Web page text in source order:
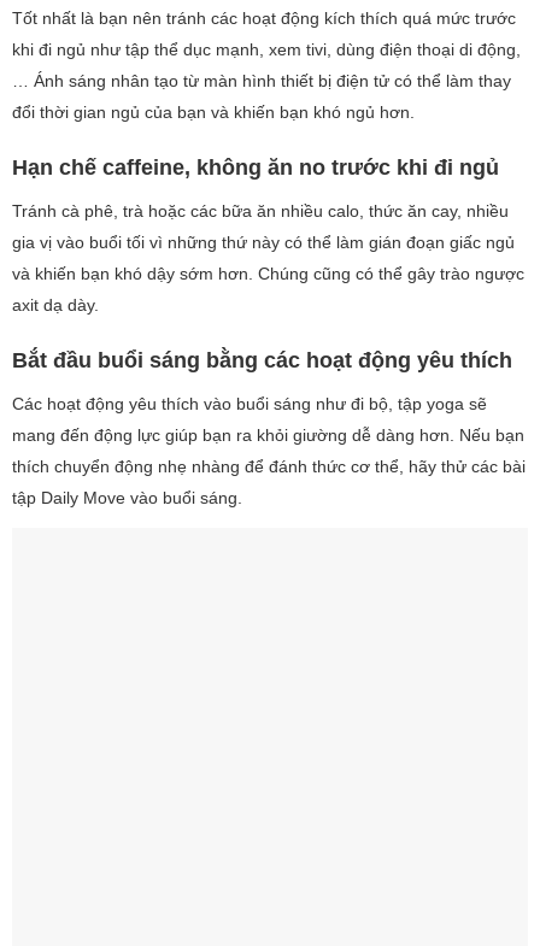
Tốt nhất là bạn nên tránh các hoạt động kích thích quá mức trước
khi đi ngủ như tập thể dục mạnh, xem tivi, dùng điện thoại di động,
… Ánh sáng nhân tạo từ màn hình thiết bị điện tử có thể làm thay
đổi thời gian ngủ của bạn và khiến bạn khó ngủ hơn.
Hạn chế caffeine, không ăn no trước khi đi ngủ
Tránh cà phê, trà hoặc các bữa ăn nhiều calo, thức ăn cay, nhiều
gia vị vào buổi tối vì những thứ này có thể làm gián đoạn giấc ngủ
và khiến bạn khó dậy sớm hơn. Chúng cũng có thể gây trào ngược
axit dạ dày.
Bắt đầu buổi sáng bằng các hoạt động yêu thích
Các hoạt động yêu thích vào buổi sáng như đi bộ, tập yoga sẽ
mang đến động lực giúp bạn ra khỏi giường dễ dàng hơn. Nếu bạn
thích chuyển động nhẹ nhàng để đánh thức cơ thể, hãy thử các bài
tập Daily Move vào buổi sáng.